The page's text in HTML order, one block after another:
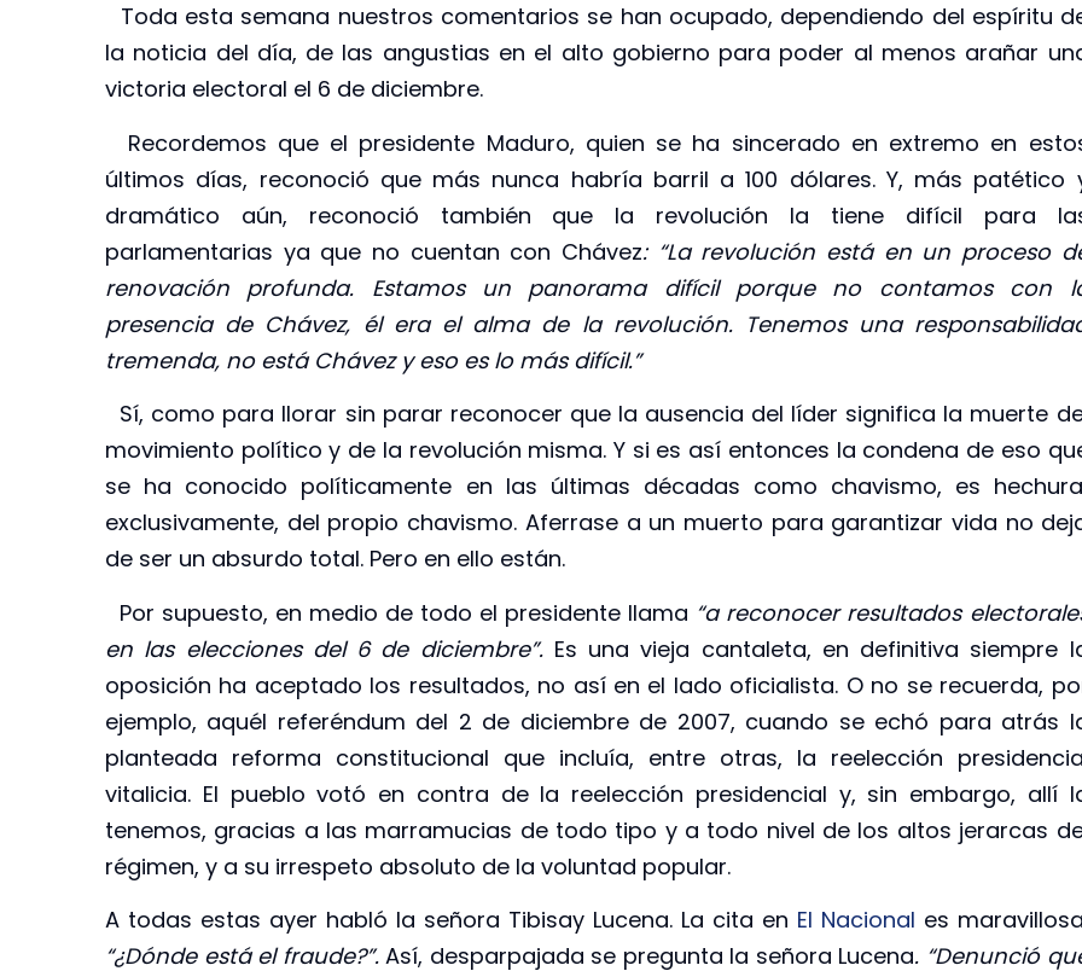
Toda esta semana nuestros comentarios se han ocupado, dependiendo del espíritu
la noticia del día, de las angustias en el alto gobierno para poder al menos arañar
victoria electoral el 6 de diciembre.
Recordemos que el presidente Maduro, quien se ha sincerado en extremo en
últimos días, reconoció que más nunca habría barril a 100 dólares. Y, más patético
dramático aún, reconoció también que la revolución la tiene difícil para
parlamentarias ya que no cuentan con Chávez: “La revolución está en un proceso
renovación profunda. Estamos un panorama difícil porque no contamos con
presencia de Chávez, él era el alma de la revolución. Tenemos una
tremenda, no está Chávez y eso es lo más difícil.”
Sí, como para llorar sin parar reconocer que la ausencia del líder significa la muerte
movimiento político y de la revolución misma. Y si es así entonces la condena de eso
se ha conocido políticamente en las últimas décadas como chavismo, es
exclusivamente, del propio chavismo. Aferrase a un muerto para garantizar vida no
de ser un absurdo total. Pero en ello están.
Por supuesto, en medio de todo el presidente llama “a reconocer resultados
en las elecciones del 6 de diciembre”. Es una vieja cantaleta, en definitiva siempre
oposición ha aceptado los resultados, no así en el lado oficialista. O no se recuerda,
ejemplo, aquél referéndum del 2 de diciembre de 2007, cuando se echó para atrás
planteada reforma constitucional que incluía, entre otras, la reelección
vitalicia. El pueblo votó en contra de la reelección presidencial y, sin embargo, allí
tenemos, gracias a las marramucias de todo tipo y a todo nivel de los altos jerarcas
régimen, y a su irrespeto absoluto de la voluntad popular.
A todas estas ayer habló la señora Tibisay Lucena. La cita en El Nacional es
“¿Dónde está el fraude?”.Así, desparpajada se pregunta la señora Lucena. “Denunció